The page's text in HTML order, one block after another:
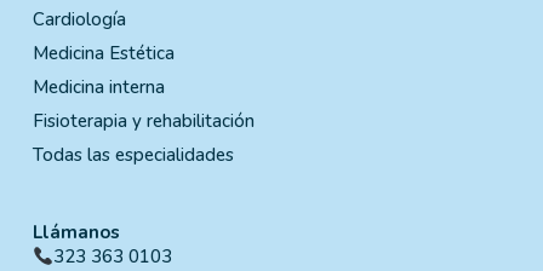
Cardiología
Medicina Estética
Medicina interna
Fisioterapia y rehabilitación
Todas las especialidades
Llámanos
323 363 0103